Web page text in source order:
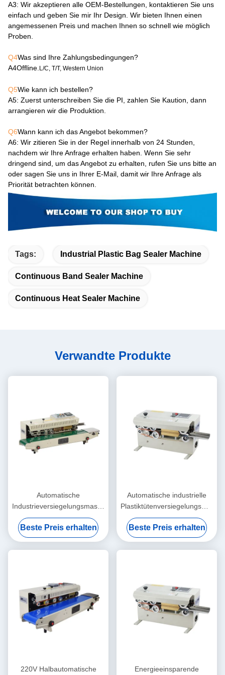
A3: Wir akzeptieren alle OEM-Bestellungen, kontaktieren Sie uns
einfach und geben Sie mir Ihr Design. Wir bieten Ihnen einen
angemessenen Preis und machen Ihnen so schnell wie möglich
Proben.
Q4Was sind Ihre Zahlungsbedingungen?
A4Offline. L/C, T/T, Western Union
Q5Wie kann ich bestellen?
A5: Zuerst unterschreiben Sie die PI, zahlen Sie Kaution, dann
arrangieren wir die Produktion.
Q6Wann kann ich das Angebot bekommen?
A6: Wir zitieren Sie in der Regel innerhalb von 24 Stunden,
nachdem wir Ihre Anfrage erhalten haben. Wenn Sie sehr
dringend sind, um das Angebot zu erhalten, rufen Sie uns bitte an
oder sagen Sie uns in Ihrer E-Mail, damit wir Ihre Anfrage als
Priorität betrachten können.
Tags: Industrial Plastic Bag Sealer Machine
Continuous Band Sealer Machine
Continuous Heat Sealer Machine
Verwandte Produkte
Automatische
Industrieversiegelungsmaschine
Ermüdungsbeständiges
kontinuierliches Band-
Wärmesiegel
Beste Preis erhalten
Automatische industrielle
Elektrisch angetriebener Typ
Umweltfreundlich
Beste Preis erhalten
220V Halbautomatische
Energieeinsparende